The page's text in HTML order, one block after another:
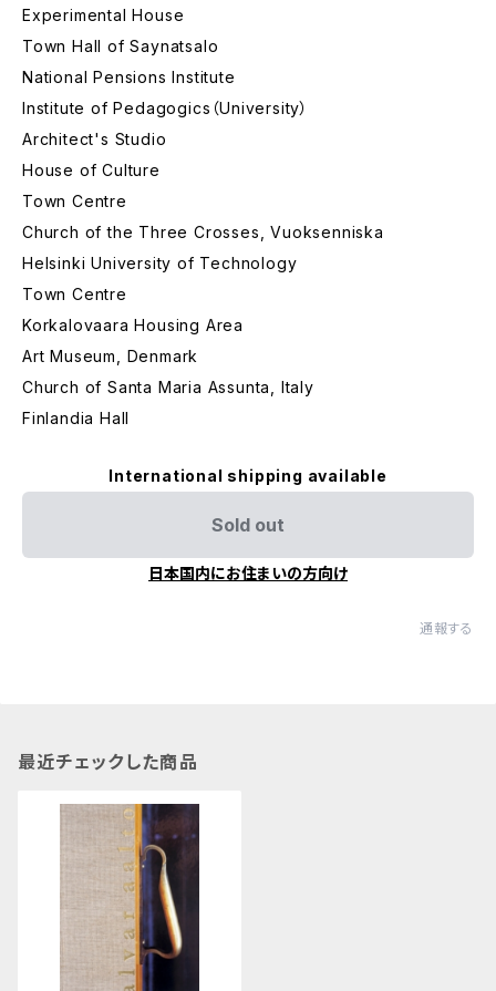
Experimental House
Town Hall of Saynatsalo
National Pensions Institute
Institute of Pedagogics（University）
Architect's Studio
House of Culture
Town Centre
Church of the Three Crosses, Vuoksenniska
Helsinki University of Technology
Town Centre
Korkalovaara Housing Area
Art Museum, Denmark
Church of Santa Maria Assunta, Italy
Finlandia Hall
International shipping available
Sold out
日本国内にお住まいの方向け
通報する
最近チェックした商品